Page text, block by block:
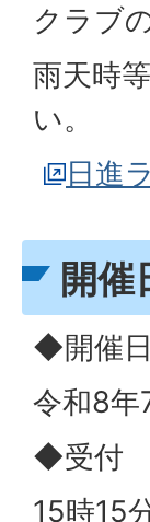
クラブ
雨天時
い。
日進
開催
◆開催日
令和8年
◆受付
15時15